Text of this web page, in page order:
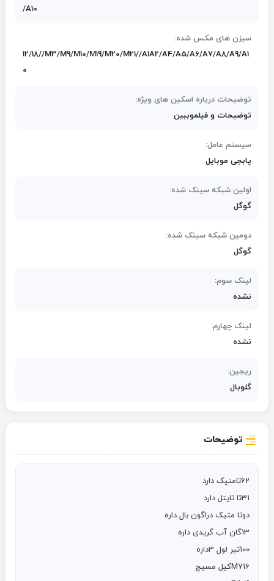
/A10
سیزن های مکس شده:
12/18//M3/M9/M10/M19/M20/M21//A1A2/A4/A5/A6/A7/A8/A9/A1
0
توضیحات درباره اسکین های ویژه:
توضیحات و فیلموببین
سیستم عامل:
پابجی موبایل
اولین شبکه سینک شده:
گوگل
دومین شبکه سینک شده:
گوگل
لینک سوم:
نشده
لینک چهارم:
نشده
ریجین:
گلوبال
توضیحات